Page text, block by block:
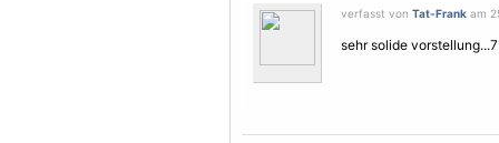
verfasst von Tat-Frank am
sehr solide